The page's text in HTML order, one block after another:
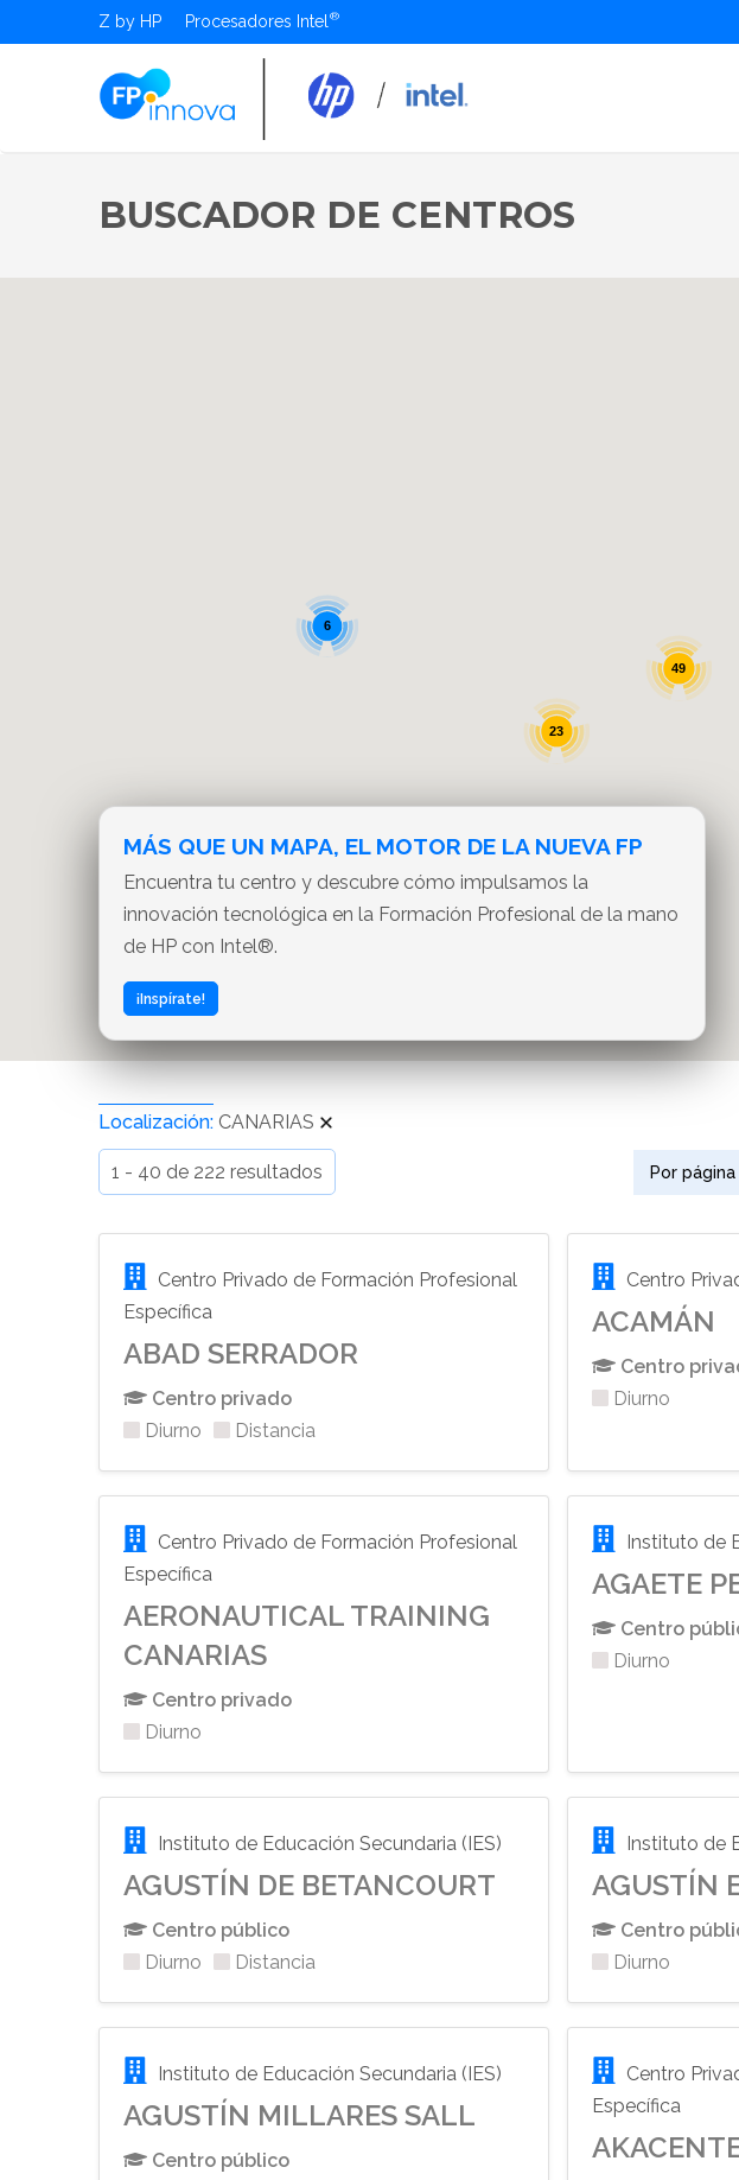
Z by HP Procesadores Intel
BUSCADOR DE CENTROS
49
23
6
MÁS QUE UN MAPA, EL MOTOR DE LA NUEVA FP
Encuentra tu centro y descubre cómo impulsamos la
innovación tecnológica en la Formación Profesional de la mano
de HP con Intel®.
¡Inspírate!
Localización: CANARIAS
1 - 40 de 222 resultados
Centro Privado de Formación Profesional
Específica
ABAD SERRADOR
Centro privado
Diurno
Distancia
Centro
ACAMÁN
Centro
Diurno
Centro Privado de Formación Profesional
Específica
AERONAUTICAL TRAINING
CANARIAS
Centro privado
Diurno
Instituto de
AGAETE
Centro
Diurno
Instituto de Educación Secundaria (IES)
AGUSTÍN DE BETANCOURT
Centro público
Diurno
Distancia
Instituto de
AGUSTÍN
Centro
Diurno
Instituto de Educación Secundaria (IES)
AGUSTÍN MILLARES SALL
Centro público
Centro
Específica